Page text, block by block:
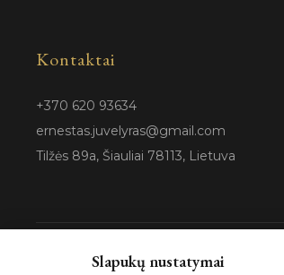
Kontaktai
+370 620 93634
ernestas.juvelyras@gmail.com
Tilžės 89a, Šiauliai 78113, Lietuva
Slapukų nustatymai